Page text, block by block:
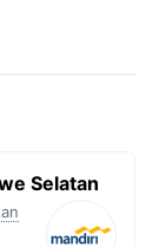
Selatan